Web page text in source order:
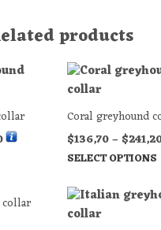
products
Coral greyhound
$136,70– $
SELECT OPTIONS